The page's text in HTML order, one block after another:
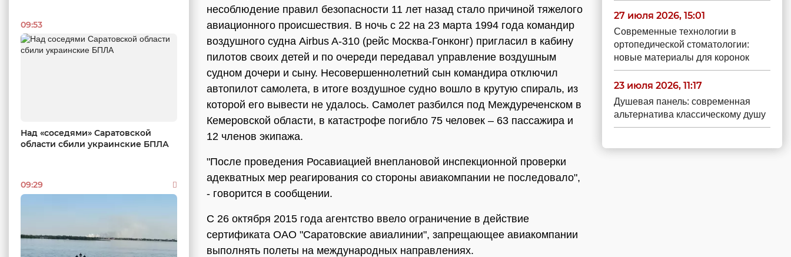
09:53
Над «соседями» Саратовской
области сбили украинские БПЛА
09:29
несоблюдение правил безопасности 11 лет назад стало причиной тяжелого
авиационного происшествия. В ночь с 22 на 23 марта 1994 года командир
воздушного судна Airbus A-310 (рейс Москва-Гонконг) пригласил в кабину
пилотов своих детей и по очереди передавал управление воздушным
судном дочери и сыну. Несовершеннолетний сын командира отключил
автопилот самолета, в итоге воздушное судно вошло в крутую спираль, из
которой его вывести не удалось. Самолет разбился под Междуреченском в
Кемеровской области, в катастрофе погибло 75 человек – 63 пассажира и
12 членов экипажа.
"После проведения Росавиацией внеплановой инспекционной проверки
адекватных мер реагирования со стороны авиакомпании не последовало",
- говорится в сообщении.
С 26 октября 2015 года агентство ввело ограничение в действие
сертификата ОАО "Саратовские авиалинии", запрещающее авиакомпании
выполнять полеты на международных направлениях.
27 июля 2026, 15:01
Современные технологии в
ортопедической стоматологии:
новые материалы для коронок
23 июля 2026, 11:17
Душевая панель: современная
альтернатива классическому душу